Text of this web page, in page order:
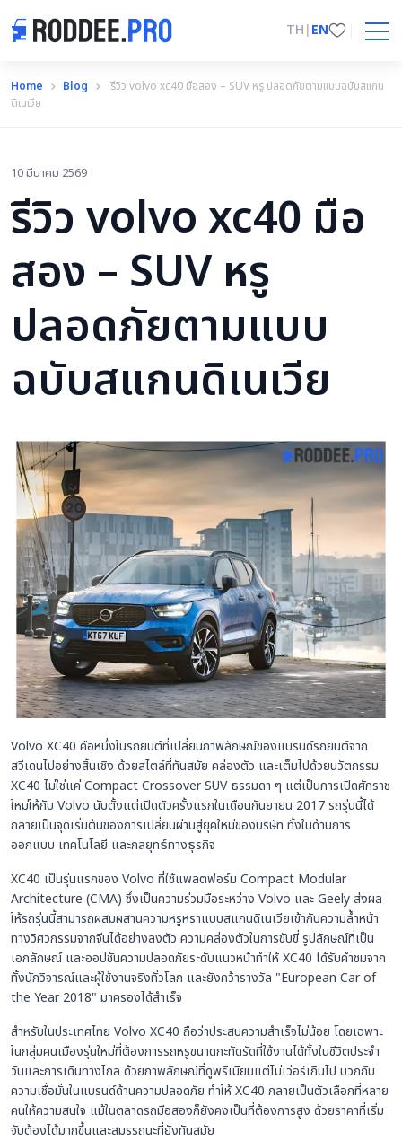
TH|EN
Home Blog
รีวิว volvo xc40 มือสอง – SUV หรู ปลอดภัยตามแบบฉบับสแกน
ดิเนเวีย
10 มีนาคม 2569
รีวิว volvo xc40 มือ
สอง – SUV หรู
ปลอดภัยตามแบบ
ฉบับสแกนดิเนเวีย
Volvo XC40 คือหนึ่งในรถยนต์ที่เปลี่ยนภาพลักษณ์ของแบรนด์รถยนต์จาก
สวีเดนไปอย่างสิ้นเชิง ด้วยสไตล์ที่ทันสมัย คล่องตัว และเต็มไปด้วยนวัตกรรม
XC40 ไม่ใช่แค่ Compact Crossover SUV ธรรมดา ๆ แต่เป็นการเปิดศักราช
ใหม่ให้กับ Volvo นับตั้งแต่เปิดตัวครั้งแรกในเดือนกันยายน 2017 รถรุ่นนี้ได้
กลายเป็นจุดเริ่มต้นของการเปลี่ยนผ่านสู่ยุคใหม่ของบริษัท ทั้งในด้านการ
ออกแบบ เทคโนโลยี และกลยุทธ์ทางธุรกิจ
XC40 เป็นรุ่นแรกของ Volvo ที่ใช้แพลตฟอร์ม Compact Modular
Architecture (CMA) ซึ่งเป็นความร่วมมือระหว่าง Volvo และ Geely ส่งผล
ให้รถรุ่นนี้สามารถผสมผสานความหรูหราแบบสแกนดิเนเวียเข้ากับความล้ำหน้า
ทางวิศวกรรมจากจีนได้อย่างลงตัว ความคล่องตัวในการขับขี่ รูปลักษณ์ที่เป็น
เอกลักษณ์ และออปชันความปลอดภัยระดับแนวหน้าทำให้ XC40 ได้รับคำชมจาก
ทั้งนักวิจารณ์และผู้ใช้งานจริงทั่วโลก และยังคว้ารางวัล "European Car of
the Year 2018" มาครองได้สำเร็จ
สำหรับในประเทศไทย Volvo XC40 ถือว่าประสบความสำเร็จไม่น้อย โดยเฉพาะ
ในกลุ่มคนเมืองรุ่นใหม่ที่ต้องการรถหรูขนาดกะทัดรัดที่ใช้งานได้ทั้งในชีวิตประจำ
วันและการเดินทางไกล ด้วยภาพลักษณ์ที่ดูพรีเมียมแต่ไม่เว่อร์เกินไป บวกกับ
ความเชื่อมั่นในแบรนด์ด้านความปลอดภัย ทำให้ XC40 กลายเป็นตัวเลือกที่หลาย
คนให้ความสนใจ แม้ในตลาดรถมือสองก็ยังคงเป็นที่ต้องการสูง ด้วยราคาที่เริ่ม
จับต้องได้มากขึ้นและสมรรถนะที่ยังทันสมัย